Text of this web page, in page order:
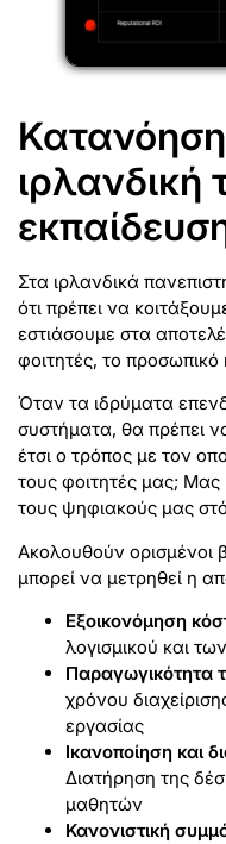
ιρλανδική
Στα ιρλανδικά
ότι πρέπει να
εστιάσουμε στα
φοιτητές, το προσωπικό
Όταν τα ιδρύματα
συστήματα, θα πρέπει
έτσι ο τρόπος με τον
τους φοιτητές μας;
τους ψηφιακούς μας
Ακολουθούν ορισμένοι
μπορεί να μετρηθεί η
Εξοικονόμηση
λογισμικού και
Παραγωγικότητα
χρόνου
εργασίας
Ικανοποίηση και
Διατήρηση της
μαθητών
Κανονιστική